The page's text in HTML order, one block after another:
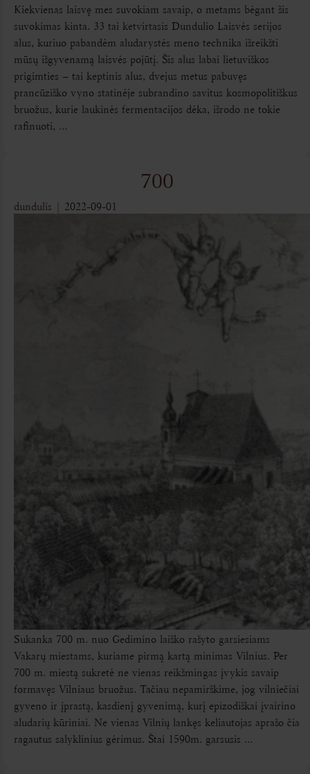
Kiekvienas laisvę mes suvokiam savaip, o metams bėgant šis
suvokimas kinta. 33 tai ketvirtasis Dundulio Laisvės serijos
alus, kuriuo pabandėm aludarystės meno technika išreikšti
mūsų išgyvenamą laisvės pojūtį. Šis alus labai lietuviškos
prigimties – tai keptinis alus, dvejus metus pabuvęs
prancūziško vyno statinėje subrandino savitus kosmopolitiškus
bruožus, kurie laukinės fermentacijos dėka, išrodo ne tokie
rafinuoti, …
700
dundulis 2022-09-01
Sukanka 700 m. nuo Gedimino laiško rašyto garsiesiams
Vakarų miestams, kuriame pirmą kartą minimas Vilnius. Per
700 m. miestą sukretė ne vienas reikšmingas įvykis savaip
formavęs Vilniaus bruožus. Tačiau nepamirškime, jog vilniečiai
gyveno ir įprastą, kasdienį gyvenimą, kurį epizodiškai įvairino
aludarių kūriniai. Ne vienas Vilnių lankęs keliautojas aprašo čia
ragautus salyklinius gėrimus. Štai 1590m. garsusis …